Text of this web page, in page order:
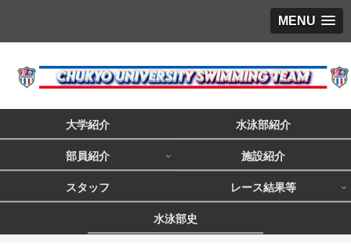
MENU
大学紹介 水泳部紹介
部員紹介 施設紹介
スタッフ レース結果等
水泳部史